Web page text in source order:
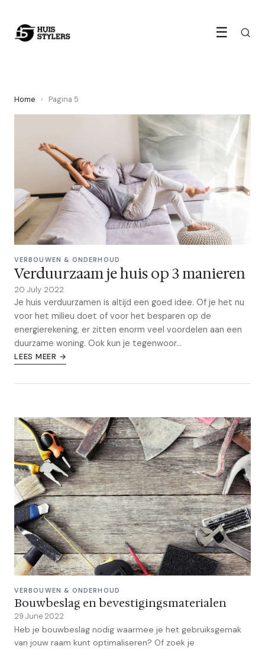
☰
Home › Pagina 5
VERBOUWEN & ONDERHOUD
Verduurzaam je huis op 3 manieren
20 July 2022
Je huis verduurzamen is altijd een goed idee. Of je het nu
voor het milieu doet of voor het besparen op de
energierekening, er zitten enorm veel voordelen aan een
duurzame woning. Ook kun je tegenwoor...
LEES MEER →
VERBOUWEN & ONDERHOUD
Bouwbeslag en bevestigingsmaterialen
29 June 2022
Heb je bouwbeslag nodig waarmee je het gebruiksgemak
van jouw raam kunt optimaliseren? Of zoek je